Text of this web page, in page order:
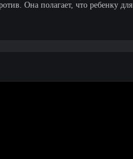
Она полагает, что ребенку для